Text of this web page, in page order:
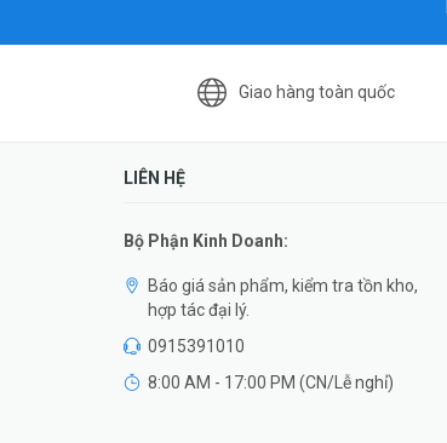
Giao hàng toàn quốc
LIÊN HỆ
Bộ Phận Kinh Doanh:
Báo giá sản phẩm, kiểm tra tồn kho,
hợp tác đại lý.
0915391010
8:00 AM - 17:00 PM (CN/Lễ nghỉ)